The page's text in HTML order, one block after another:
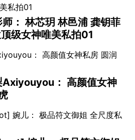
： 林芯玥 林邑浦 龚钥菲
级女神唯美私拍01
： 高颜值女神